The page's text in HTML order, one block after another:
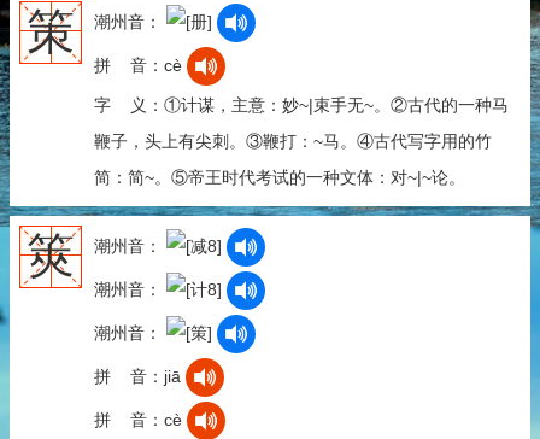
策 潮州音：
拼 音：cè
字 义：①计谋，主意：妙~|束手无~。②古代的一种马
鞭子，头上有尖刺。③鞭打：~马。④古代写字用的竹
简：简~。⑤帝王时代考试的一种文体：对~|~论。
筴 潮州音：
潮州音：
潮州音：
拼 音：jiā
拼 音：cè